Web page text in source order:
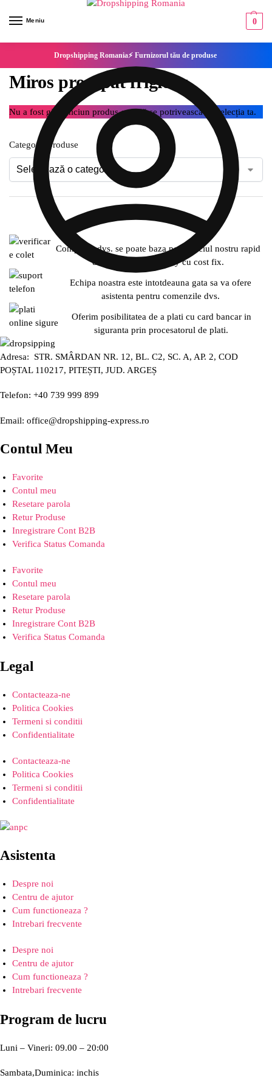
Meniu 0
Dropshipping Romania⚡ Furnizorul tău de produse
Miros proaspat frigider
Nu a fost găsit niciun produs care să se potrivească cu selecția ta.
Categorie produse
Compania dvs. se poate baza pe serviciul nostru rapid
de expediere SameDay cu cost fix.
Echipa noastra este intotdeauna gata sa va ofere
asistenta pentru comenzile dvs.
Oferim posibilitatea de a plati cu card bancar in
siguranta prin procesatorul de plati.
Adresa: STR. SMÂRDAN NR. 12, BL. C2, SC. A, AP. 2, COD
POȘTAL 110217, PITEȘTI, JUD. ARGEȘ
Telefon: +40 739 999 899
Email: office@dropshipping-express.ro
Contul Meu
Favorite
Contul meu
Resetare parola
Retur Produse
Inregistrare Cont B2B
Verifica Status Comanda
Favorite
Contul meu
Resetare parola
Retur Produse
Inregistrare Cont B2B
Verifica Status Comanda
Legal
Contacteaza-ne
Politica Cookies
Termeni si conditii
Confidentialitate
Contacteaza-ne
Politica Cookies
Termeni si conditii
Confidentialitate
Asistenta
Despre noi
Centru de ajutor
Cum functioneaza ?
Intrebari frecvente
Despre noi
Centru de ajutor
Cum functioneaza ?
Intrebari frecvente
Program de lucru
Luni – Vineri: 09.00 – 20:00
Sambata,Duminica: inchis